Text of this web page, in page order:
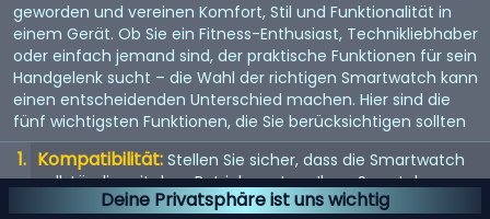
Deine Privatsphäre ist uns wichtig
geworden und vereinen Komfort, Stil und Funktionalität in
einem Gerät. Ob Sie ein Fitness-Enthusiast, Technikliebhaber
oder einfach jemand sind, der praktische Funktionen für sein
Handgelenk sucht – die Wahl der richtigen Smartwatch kann
einen entscheidenden Unterschied machen. Hier sind die
fünf wichtigsten Funktionen, die Sie berücksichtigen sollten
Kompatibilität: Stellen Sie sicher, dass die Smartwatch
vollständig mit dem Betriebssystem Ihres Smartphones
(iOS oder Android) kompatibel ist, um mögliche